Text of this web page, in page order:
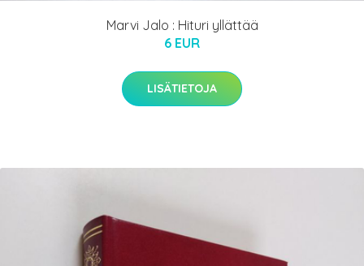
Marvi Jalo : Hituri yllättää
6 EUR
LISÄTIETOJA